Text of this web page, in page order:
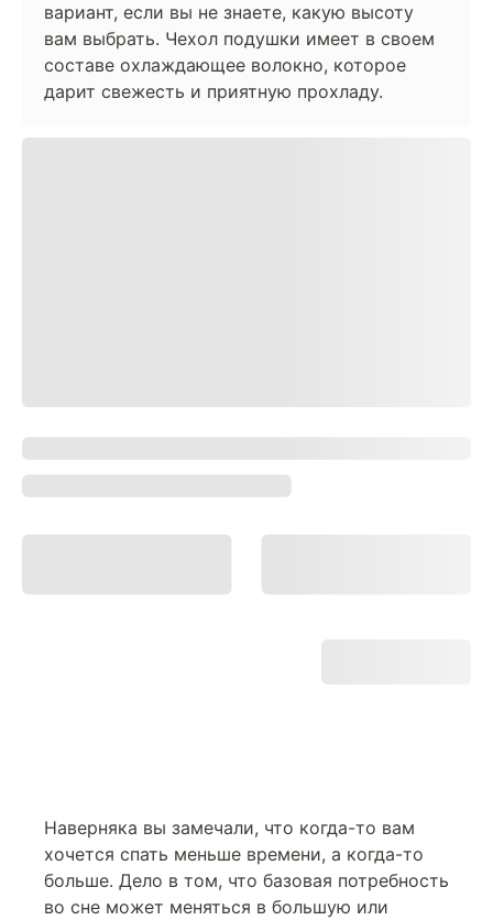
вариант, если вы не знаете, какую высоту
вам выбрать. Чехол подушки имеет в своем
составе охлаждающее волокно, которое
дарит свежесть и приятную прохладу.
Наверняка вы замечали, что когда-то вам
хочется спать меньше времени, а когда-то
больше. Дело в том, что базовая потребность
во сне может меняться в большую или